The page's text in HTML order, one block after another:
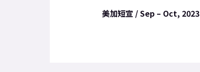
美加短宣 / Sep – Oct, 2023